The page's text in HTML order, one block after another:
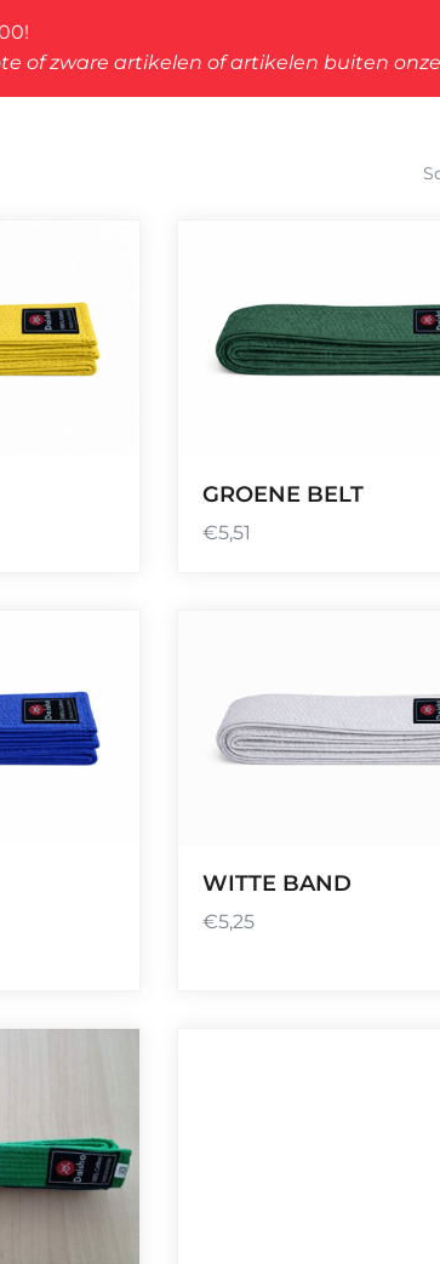
of zware artikelen of artikelen buiten
GROENE BELT
€5,51
WITTE BAND
€5,25